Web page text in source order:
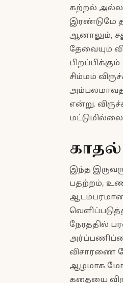
கற்றல்
இரண்டுமே
ஆனாலும்,
தேவையும்
சிம்மம்
என்று.
இந்த
பதற்றம்,
ஆடம்பரமான
நேரத்தில்
விசாரணை
ஆழமாக
கதையை